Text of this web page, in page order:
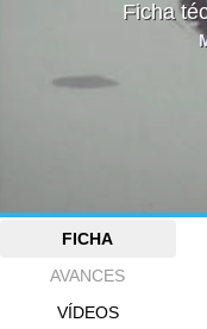
Ficha
FICHA
AVANCES
VÍDEOS